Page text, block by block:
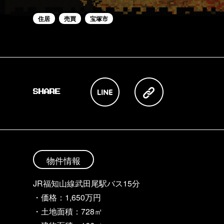
住居 売買 宝塚市
物件情報
JR福知山線武田尾駅バス15分
・価格：1,650万円
・土地面積：728㎡